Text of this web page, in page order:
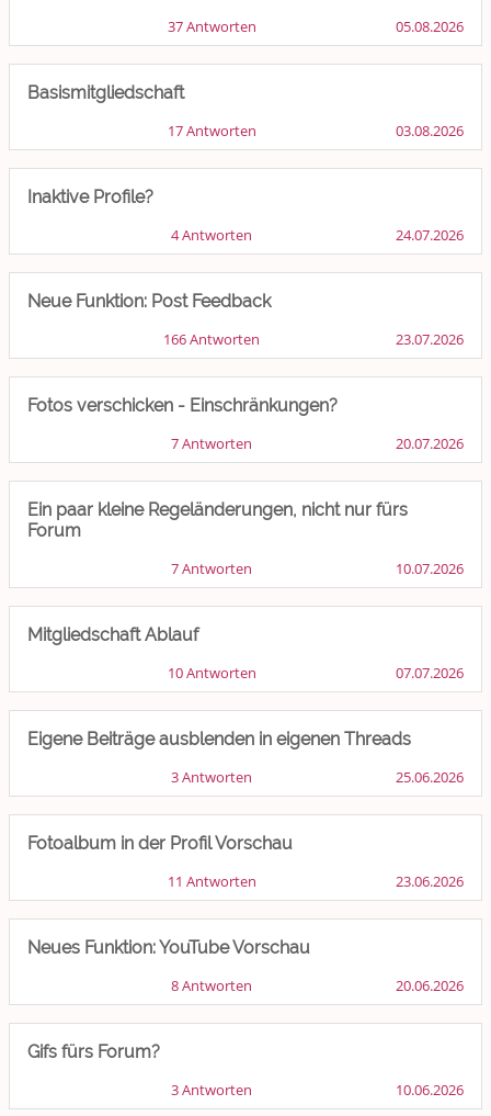
Urlaub und Reisen
Medien & Showgeschäft
Kochen, Backen und Genießen
Anregungen und Support
Spiel, Spaß und Sinnlosigkeit
Gewicht reduzieren
37 Antworten 05.08.2026
Basismitgliedschaft
17 Antworten 03.08.2026
Inaktive Profile?
4 Antworten 24.07.2026
Neue Funktion: Post Feedback
166 Antworten 23.07.2026
Fotos verschicken - Einschränkungen?
7 Antworten 20.07.2026
Ein paar kleine Regeländerungen, nicht nur fürs
Forum
7 Antworten 10.07.2026
Mitgliedschaft Ablauf
10 Antworten 07.07.2026
Eigene Beiträge ausblenden in eigenen Threads
3 Antworten 25.06.2026
Fotoalbum in der Profil Vorschau
11 Antworten 23.06.2026
Neues Funktion: YouTube Vorschau
8 Antworten 20.06.2026
Gifs fürs Forum?
3 Antworten 10.06.2026